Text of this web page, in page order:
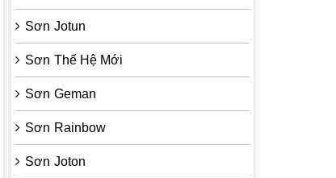
Sơn Jotun
Sơn Thế Hệ Mới
Sơn Geman
Sơn Rainbow
Sơn Joton